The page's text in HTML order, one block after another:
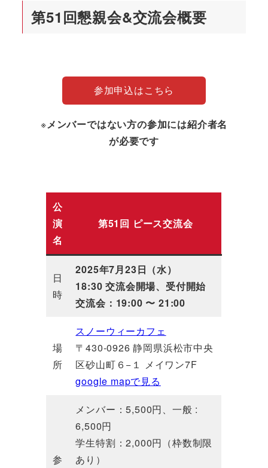
第51回懇親会&交流会概要
参加申込はこちら
※メンバーではない方の参加には紹介者名
が必要です
公
演
名
第51回 ピース交流会
日
時
2025年7月23日（水）
18:30 交流会開場、受付開始
交流会：19:00 〜 21:00
場
所
スノーウィーカフェ
〒430-0926 静岡県浜松市中央
区砂山町６−１ メイワン7F
google mapで見る
参
メンバー：5,500円、一般 :
6,500円
学生特割：2,000円（枠数制限
あり）